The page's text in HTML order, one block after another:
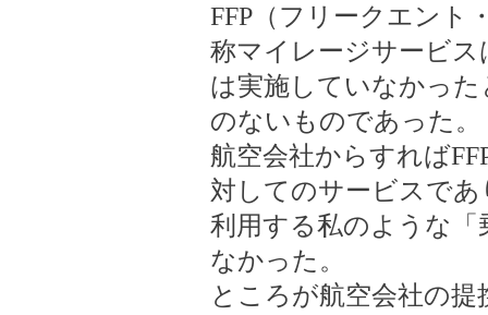
FFP（フリークエント
称マイレージサービ
は実施していなかっ
のないものであった。
航空会社からすれば
対してのサービスであ
利用する私のような
なかった。
ところが航空会社の提